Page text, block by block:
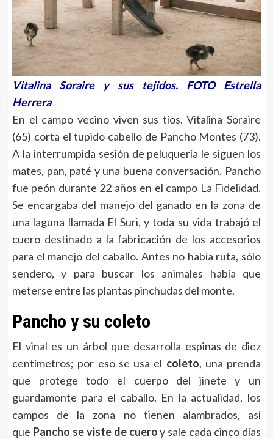
Vitalina Soraire y sus tejidos. FOTO Estrella
Herrera
En el campo vecino viven sus tíos. Vitalina Soraire
(65) corta el tupido cabello de Pancho Montes (73).
A la interrumpida sesión de peluquería le siguen los
mates, pan, paté y una buena conversación. Pancho
fue peón durante 22 años en el campo La Fidelidad.
Se encargaba del manejo del ganado en la zona de
una laguna llamada El Suri, y toda su vida trabajó el
cuero destinado a la fabricación de los accesorios
para el manejo del caballo. Antes no había ruta, sólo
sendero, y para buscar los animales había que
meterse entre las plantas pinchudas del monte.
Pancho y su coleto
El vinal es un árbol que desarrolla espinas de diez
centímetros; por eso se usa el coleto, una prenda
que protege todo el cuerpo del jinete y un
guardamonte para el caballo. En la actualidad, los
campos de la zona no tienen alambrados, así
que Pancho se viste de cueroy sale cada cinco días